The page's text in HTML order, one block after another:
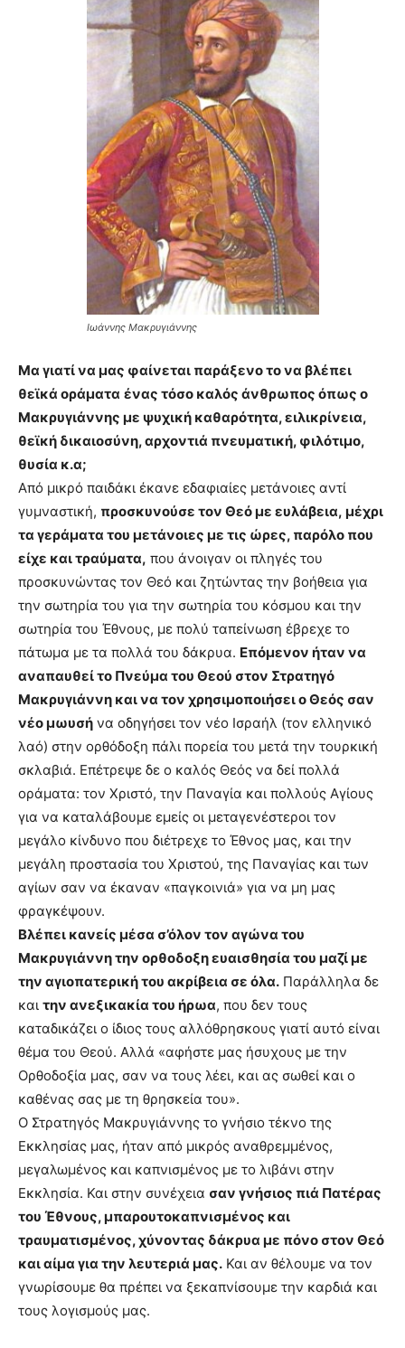
Ιωάννης Μακρυγιάννης
Μα γιατί να μας φαίνεται παράξενο το να βλέπει
θεϊκά οράματα ένας τόσο καλός άνθρωπος όπως ο
Μακρυγιάννης με ψυχική καθαρότητα, ειλικρίνεια,
θεϊκή δικαιοσύνη, αρχοντιά πνευματική, φιλότιμο,
θυσία κ.α;
Από μικρό παιδάκι έκανε εδαφιαίες μετάνοιες αντί
γυμναστική, προσκυνούσε τον Θεό με ευλάβεια, μέχρι
τα γεράματα του μετάνοιες με τις ώρες, παρόλο που
είχε και τραύματα, που άνοιγαν οι πληγές του
προσκυνώντας τον Θεό και ζητώντας την βοήθεια για
την σωτηρία του για την σωτηρία του κόσμου και την
σωτηρία του Έθνους, με πολύ ταπείνωση έβρεχε το
πάτωμα με τα πολλά του δάκρυα. Επόμενον ήταν να
αναπαυθεί το Πνεύμα του Θεού στον Στρατηγό
Μακρυγιάννη και να τον χρησιμοποιήσει ο Θεός σαν
νέο μωυσή να οδηγήσει τον νέο Ισραήλ (τον ελληνικό
λαό) στην ορθόδοξη πάλι πορεία του μετά την τουρκική
σκλαβιά. Επέτρεψε δε ο καλός Θεός να δεί πολλά
οράματα: τον Χριστό, την Παναγία και πολλούς Αγίους
για να καταλάβουμε εμείς οι μεταγενέστεροι τον
μεγάλο κίνδυνο που διέτρεχε το Έθνος μας, και την
μεγάλη προστασία του Χριστού, της Παναγίας και των
αγίων σαν να έκαναν «παγκοινιά» για να μη μας
φραγκέψουν.
Βλέπει κανείς μέσα σ’όλον τον αγώνα του
Μακρυγιάννη την ορθοδοξη ευαισθησία του μαζί με
την αγιοπατερική του ακρίβεια σε όλα. Παράλληλα δε
και την ανεξικακία του ήρωα, που δεν τους
καταδικάζει ο ίδιος τους αλλόθρησκους γιατί αυτό είναι
θέμα του Θεού. Αλλά «αφήστε μας ήσυχους με την
Ορθοδοξία μας, σαν να τους λέει, και ας σωθεί και ο
καθένας σας με τη θρησκεία του».
Ο Στρατηγός Μακρυγιάννης το γνήσιο τέκνο της
Εκκλησίας μας, ήταν από μικρός αναθρεμμένος,
μεγαλωμένος και καπνισμένος με το λιβάνι στην
Εκκλησία. Και στην συνέχεια σαν γνήσιος πιά Πατέρας
του Έθνους, μπαρουτοκαπνισμένος και
τραυματισμένος, χύνοντας δάκρυα με πόνο στον Θεό
και αίμα για την λευτεριά μας. Και αν θέλουμε να τον
γνωρίσουμε θα πρέπει να ξεκαπνίσουμε την καρδιά και
τους λογισμούς μας.